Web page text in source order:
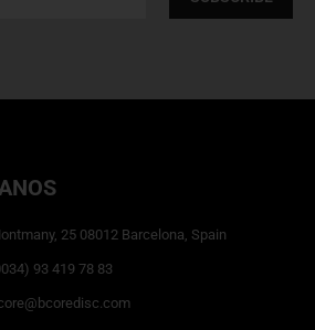
25 08012 Barcelona, Spain
93 419 78 83